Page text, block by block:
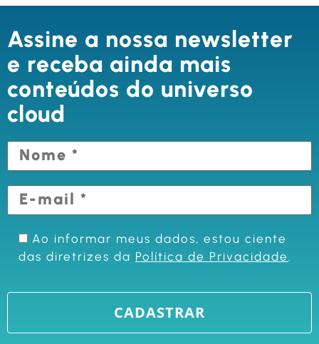
Assine a nossa newsletter
e receba ainda mais
conteúdos do universo
cloud
Ao informar meus dados, estou ciente
das diretrizes da Política de Privacidade.